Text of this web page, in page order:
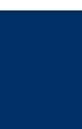
that you can scan